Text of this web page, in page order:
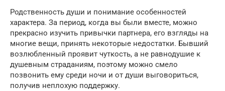
Родственность души и понимание особенностей
характера. За период, когда вы были вместе, можно
прекрасно изучить привычки партнера, его взгляды на
многие вещи, принять некоторые недостатки. Бывший
возлюбленный проявит чуткость, а не равнодушие к
душевным страданиям, поэтому можно смело
позвонить ему среди ночи и от души выговориться,
получив неплохую поддержку.